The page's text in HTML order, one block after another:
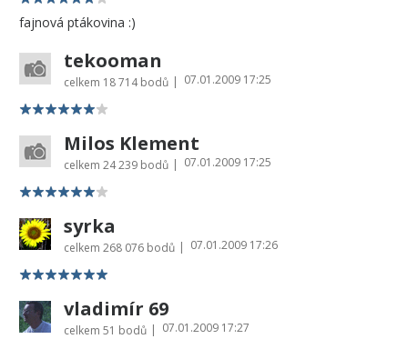
fajnová ptákovina :)
tekooman
celkem 18 714 bodů | 07.01.2009 17:25
Milos Klement
celkem 24 239 bodů | 07.01.2009 17:25
syrka
celkem 268 076 bodů | 07.01.2009 17:26
vladimír 69
celkem 51 bodů | 07.01.2009 17:27